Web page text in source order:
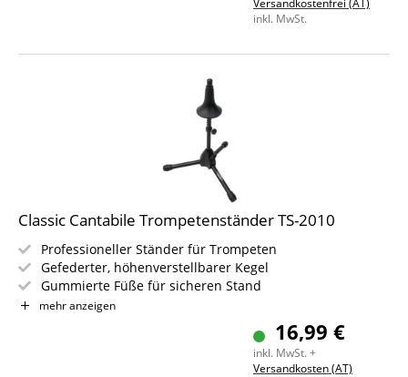
Versandkostenfrei (AT)
inkl. MwSt.
Classic Cantabile Trompetenständer TS-2010
Professioneller Ständer für Trompeten
Gefederter, höhenverstellbarer Kegel
Gummierte Füße für sicheren Stand
Höhe: 44 cm
mehr anzeigen
16,99 €
inkl. MwSt. +
Versandkosten (AT)